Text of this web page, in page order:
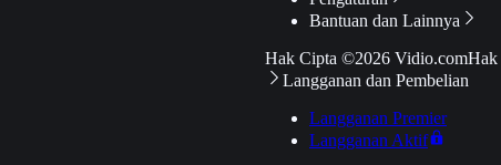
Bantuan dan Lainnya
Hak Cipta ©2026 Vidio.comHak
Langganan dan Pembelian
Langganan Premier
Langganan Aktif